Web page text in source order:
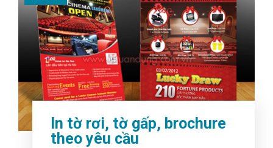
In tờ rơi, tờ gấp, brochure
theo yêu cầu